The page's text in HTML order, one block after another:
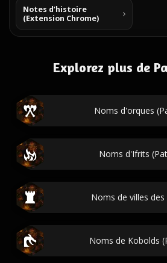
Notes d’histoire
(Extension Chrome)
Explorez plus de
Noms d'orques
Noms d'Ifrits
Noms de villes des
Noms de Kobolds